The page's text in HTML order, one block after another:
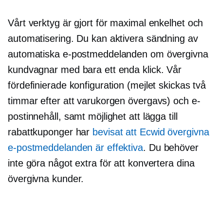
Vårt verktyg är gjort för maximal enkelhet och
automatisering. Du kan aktivera sändning av
automatiska e-postmeddelanden om övergivna
kundvagnar med bara ett enda klick. Vår
fördefinierade konfiguration (mejlet skickas två
timmar efter att varukorgen övergavs) och e-
postinnehåll, samt möjlighet att lägga till
rabattkuponger har bevisat att Ecwid övergivna
e-postmeddelanden är effektiva. Du behöver
inte göra något extra för att konvertera dina
övergivna kunder.